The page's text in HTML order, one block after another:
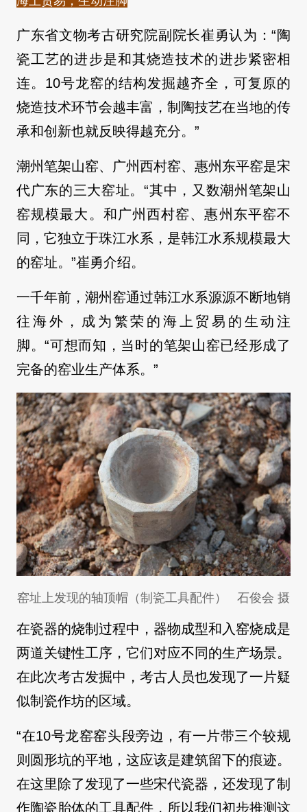
广东省文物考古研究院副院长崔勇认为：“陶
瓷工艺的进步是和其烧造技术的进步紧密相
连。10号龙窑的结构发掘越齐全，可复原的
烧造技术环节会越丰富，制陶技艺在当地的传
承和创新也就反映得越充分。”
潮州笔架山窑、广州西村窑、惠州东平窑是宋
代广东的三大窑址。“其中，又数潮州笔架山
窑规模最大。和广州西村窑、惠州东平窑不
同，它独立于珠江水系，是韩江水系规模最大
的窑址。”崔勇介绍。
一千年前，潮州窑通过韩江水系源源不断地销
往海外，成为繁荣的海上贸易的生动注
脚。“可想而知，当时的笔架山窑已经形成了
完备的窑业生产体系。”
窑址上发现的轴顶帽（制瓷工具配件） 石俊会 摄
在瓷器的烧制过程中，器物成型和入窑烧成是
两道关键性工序，它们对应不同的生产场景。
在此次考古发掘中，考古人员也发现了一片疑
似制瓷作坊的区域。
“在10号龙窑窑头段旁边，有一片带三个较规
则圆形坑的平地，这应该是建筑留下的痕迹。
在这里除了发现了一些宋代瓷器，还发现了制
作陶瓷胎体的工具配件，所以我们初步推测这